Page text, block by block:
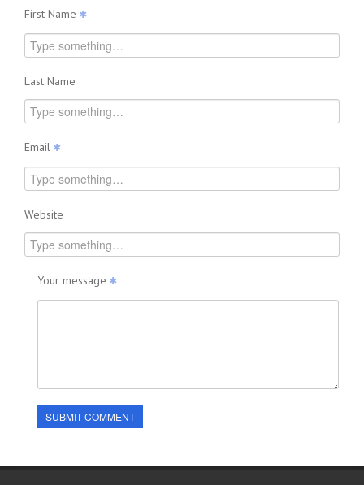
First Name
Last Name
Email
Website
Your message
SUBMIT COMMENT